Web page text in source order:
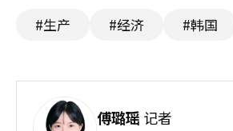
#生产 #经济 #韩国
傅璐瑶 记者